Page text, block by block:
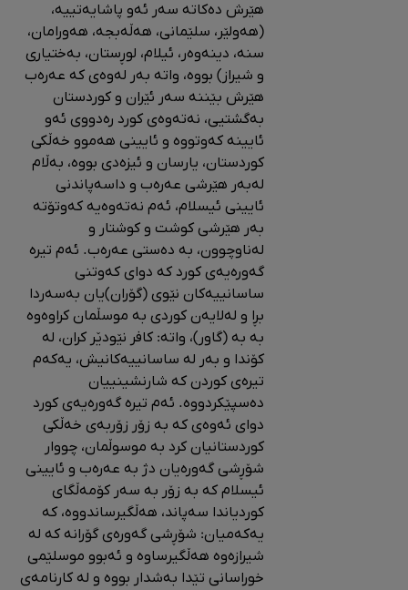
هێرش دەکاتە سەر ئەو پاشایەتییە،
(هەولێر، سلێمانی، هەڵەبجە، هەورامان،
سنە، دینەوەر، ئیلام، لوڕستان، بەختیاری
و شیراز) بووە، واتە بەر لەوەی کە عەرەب
هێرش بێننە سەر ئێران و کوردستان
بەگشتیی، نەتەوەی کورد رەدووی ئەو
ئایینە کەوتووە و ئایینی هەموو خەڵکی
کوردستان، یارسان و ئیزەدی بووە، بەڵام
لەبەر هێرشی عەرەب و داسەپاندنی
ئایینی ئیسلام، ئەم نەتەوەیە کەوتۆتە
بەر هێرشی کوشت و کوشتار و
لەناوچوون، بە دەستی عەرەب. ئەم تیرە
گەورەیەی کورد کە دوای کەوتنی
ساسانییەکان نێوی‌ (گۆران)یان بەسەردا
بڕا و لەلایەن کوردی بە موسڵمان کراوەوە
بە بە (گاور)، واتە: کافر نێودێر کران، لە
کۆندا و بەر لە ساسانییەکانیش، یەکەم
تیرەی کوردن کە شارنشینییان
دەسپێکردووە. ئەم تیرە گەورەیەی کورد
دوای ئەوەی کە بە زۆر زۆربەی خەڵکی
کوردستانیان کرد بە موسوڵمان، چووار
شۆڕشی گەورەیان دژ بە عەرەب و ئایینی
ئیسلام کە بە زۆر بە سەر کۆمەڵگای
کوردیاندا سەپاند، هەڵگیرساندووە، کە
یەکەمیان‌: شۆڕشی گەورەی گۆرانە کە‌ لە
شیرازەوە هەڵگیرساوه و ئەبوو موسلێمی
خوراسانی‌ تێدا بەشدار بووە و لە کارنامەی